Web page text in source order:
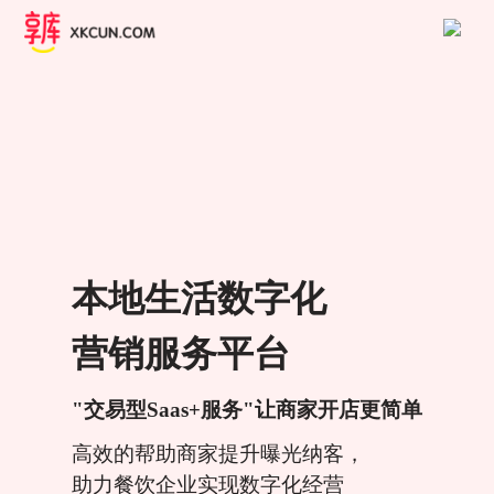
本地生活数字化
营销服务平台
"交易型Saas+服务"让商家开店更简单
高效的帮助商家提升曝光纳客，
助力餐饮企业实现数字化经营